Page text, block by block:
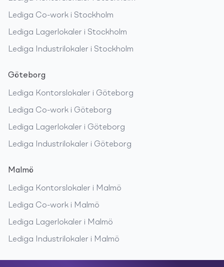
Lediga Co-work i Stockholm
Lediga Lagerlokaler i Stockholm
Lediga Industrilokaler i Stockholm
Göteborg
Lediga Kontorslokaler i Göteborg
Lediga Co-work i Göteborg
Lediga Lagerlokaler i Göteborg
Lediga Industrilokaler i Göteborg
Malmö
Lediga Kontorslokaler i Malmö
Lediga Co-work i Malmö
Lediga Lagerlokaler i Malmö
Lediga Industrilokaler i Malmö